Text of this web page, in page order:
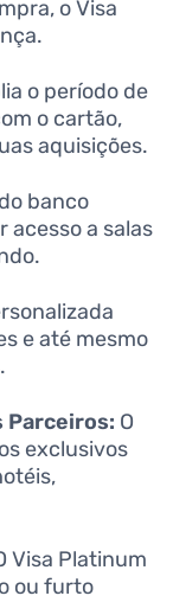
o Visa
o período de
o cartão,
aquisições.
banco
acesso a salas
e até mesmo
Parceiros: O
exclusivos
Visa Platinum
ou furto